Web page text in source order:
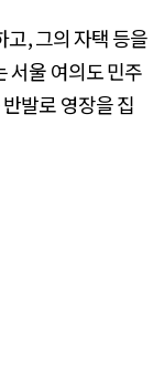
고, 그의 자택 등을
서울 여의도 민주
발로 영장을 집